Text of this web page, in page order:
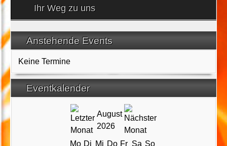
Ihr Weg zu uns
Anstehende Events
Keine Termine
Eventkalender
August
2026
Mo Di Mi Do Fr Sa So